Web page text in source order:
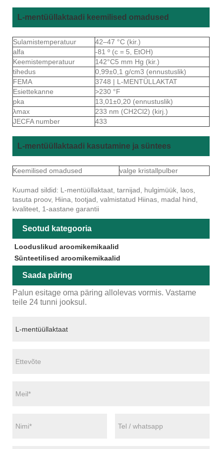
L-mentüüllaktaadi keemilised omadused
Sulamistemperatuur
42–47 °C (kir.)
alfa
-81 º (c = 5, EtOH)
Keemistemperatuur
142°C5 mm Hg (kir.)
tihedus
0,99±0,1 g/cm3 (ennustuslik)
FEMA
3748 | L-MENTÜLLAKTAT
Esiettekanne
>230 °F
pka
13,01±0,20 (ennustuslik)
λmax
233 nm (CH2Cl2) (kirj.)
JECFA number
433
L-mentüüllaktaadi kasutamine ja süntees
Keemilised omadused valge kristallpulber
Kuumad sildid: L-mentüüllaktaat, tarnijad, hulgimüük, laos,
tasuta proov, Hiina, tootjad, valmistatud Hiinas, madal hind,
kvaliteet, 1-aastane garantii
Seotud kategooria
Looduslikud aroomikemikaalid
Sünteetilised aroomikemikaalid
Saada päring
Palun esitage oma päring allolevas vormis. Vastame
teile 24 tunni jooksul.